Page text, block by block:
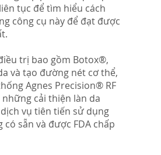
tục để tìm hiểu cách
công cụ này để đạt được
trị bao gồm Botox®,
và tạo đường nét cơ thể,
Agnes Precision® RF
cải thiện làn da
vụ tiên tiến sử dụng
có sẵn và được FDA chấp